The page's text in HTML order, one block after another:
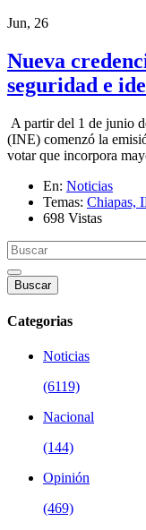
Jun, 26
Nueva
seguridad e
A partir del 1 de junio
(INE) comenzó la
votar que incorpora
En: Noticias
Temas: Chiapas,
698 Vistas
Buscar
Categorias
Noticias
(6119)
Nacional
(144)
Opinión
(469)